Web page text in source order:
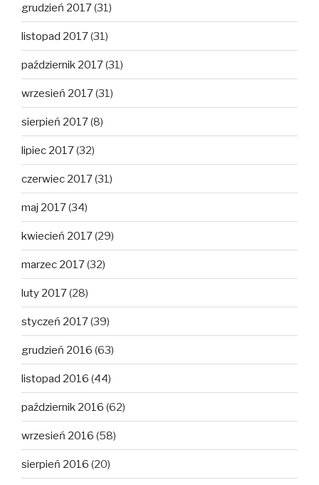
grudzień 2017(31)
listopad 2017(31)
październik 2017(31)
wrzesień 2017(31)
sierpień 2017(8)
lipiec 2017(32)
czerwiec 2017(31)
maj 2017(34)
kwiecień 2017(29)
marzec 2017(32)
luty 2017(28)
styczeń 2017(39)
grudzień 2016 (63)
listopad 2016 (44)
październik 2016 (62)
wrzesień 2016 (58)
sierpień 2016 (20)